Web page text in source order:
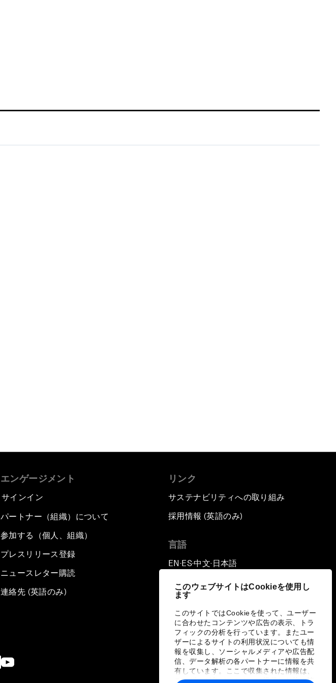
このウェブサイトはCookieを使用し
ます
このサイトではCookieを使って、ユーザー
に合わせたコンテンツや広告の表示、トラ
フィックの分析を行っています。またユー
ザーによるサイトの利用状況についても情
報を収集し、ソーシャルメディアや広告配
信、データ解析の各パートナーに情報を共
有しています。ここで収集された情報は、
ユーザーが各パートナーに提供した他の情
エンゲージメント
サインイン
パートナー（組織）について
参加する（個人、組織）
プレスリリース登録
ニュースレター購読
連絡先 (英語のみ)
リンク
サステナビリティへの取り組み
採用情報 (英語のみ)
言語
EN ▪ ES▪中文▪ 日本語